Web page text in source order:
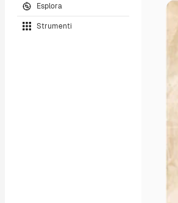
Esplora
Strumenti